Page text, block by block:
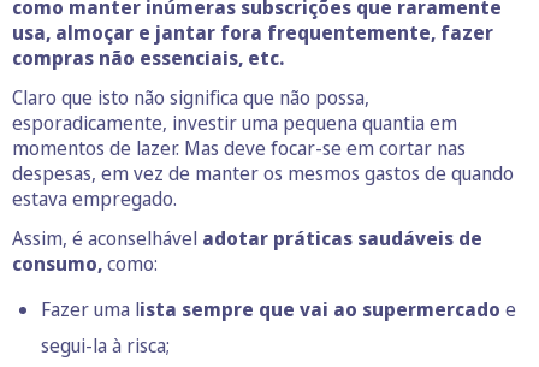
como manter inúmeras subscrições que raramente
usa, almoçar e jantar fora frequentemente, fazer
compras não essenciais, etc.
Claro que isto não significa que não possa,
esporadicamente, investir uma pequena quantia em
momentos de lazer. Mas deve focar-se em cortar nas
despesas, em vez de manter os mesmos gastos de quando
estava empregado.
Assim, é aconselhável adotar práticas saudáveis de
consumo,como:
Fazer uma lista sempre que vai ao supermercado e
segui-la à risca;